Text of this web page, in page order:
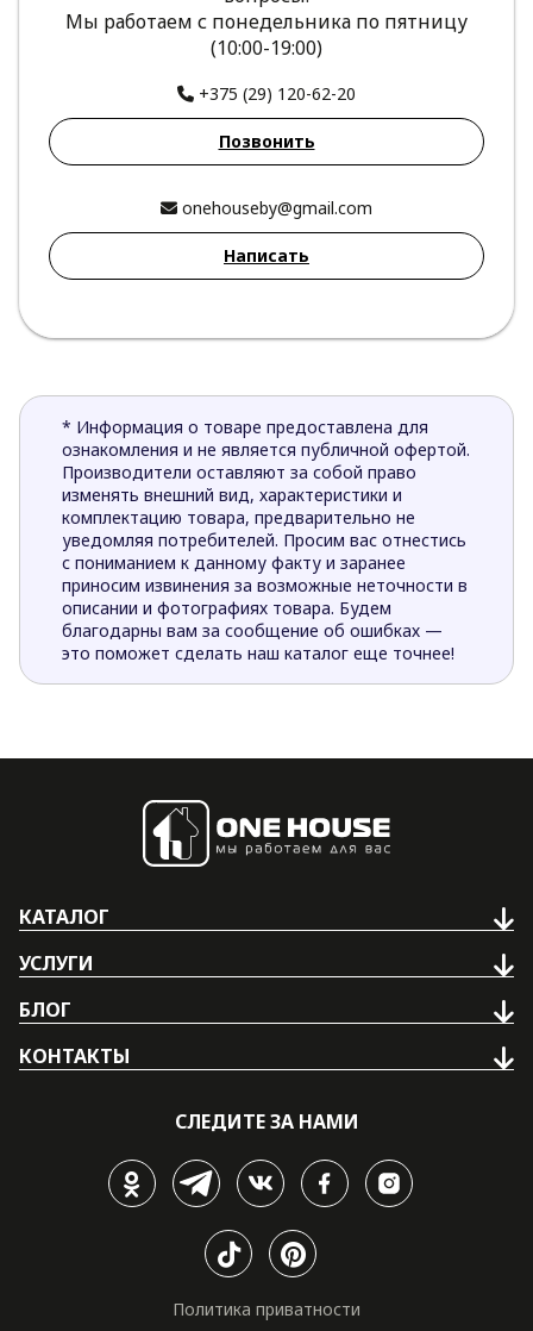
Мы работаем с понедельника по пятницу
(10:00-19:00)
+375 (29) 120-62-20
Позвонить
onehouseby@gmail.com
Написать
* Информация о товаре предоставлена для
ознакомления и не является публичной офертой.
Производители оставляют за собой право
изменять внешний вид, характеристики и
комплектацию товара, предварительно не
уведомляя потребителей. Просим вас отнестись
с пониманием к данному факту и заранее
приносим извинения за возможные неточности в
описании и фотографиях товара. Будем
благодарны вам за сообщение об ошибках —
это поможет сделать наш каталог еще точнее!
КАТАЛОГ
УСЛУГИ
БЛОГ
КОНТАКТЫ
СЛЕДИТЕ ЗА НАМИ
Политика приватности